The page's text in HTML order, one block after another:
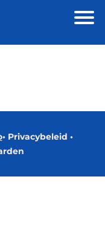
• Privacybeleid •